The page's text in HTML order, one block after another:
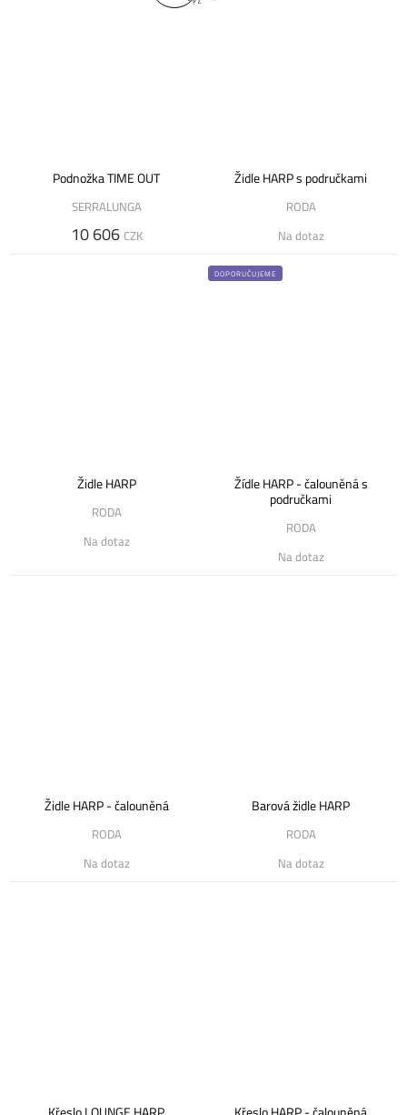
Podnožka TIME OUT
SERRALUNGA
10 606 CZK
Židle HARP s područkami
RODA
Na dotaz
Židle HARP
RODA
Na dotaz
DOPORUČUJEME
Žídle HARP - čalouněná s
područkami
RODA
Na dotaz
Židle HARP - čalouněná
RODA
Na dotaz
Barová židle HARP
RODA
Na dotaz